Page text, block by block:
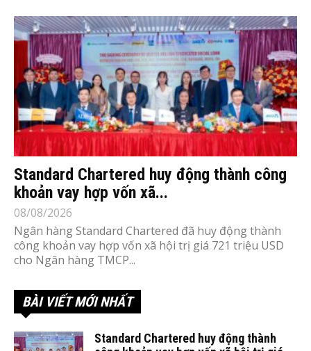
Standard Chartered huy động thành công
khoản vay hợp vốn xã...
08/08/2026
Ngân hàng Standard Chartered đã huy động thành
công khoản vay hợp vốn xã hội trị giá 721 triệu USD
cho Ngân hàng TMCP...
BÀI VIẾT MỚI NHẤT
Standard Chartered huy động thành